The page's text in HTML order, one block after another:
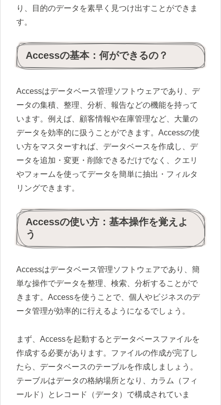
り、目的のデータを素早く見つけ出すことができま
す。
Accessの基本：何ができるの？
Accessはデータベース管理ソフトウェアであり、デ
ータの集積、整理、分析、報告などの機能を持って
います。例えば、顧客情報や在庫管理など、大量の
データを効率的に扱うことができます。Accessの使
い方をマスターすれば、データベースを作成し、デ
ータを追加・変更・削除できるだけでなく、クエリ
やフォームを使ってデータを簡単に抽出・フィルタ
リングできます。
Accessの使い方：基本操作を覚えよ
う
Accessはデータベース管理ソフトウェアであり、簡
単な操作でデータを整理、検索、分析することがで
きます。Accessを使うことで、個人やビジネスのデ
ータ管理が効率的に行えるようになるでしょう。
まず、Accessを起動するとデータベースファイルを
作成する必要があります。ファイルの作成が完了し
たら、データベースのテーブルを作成しましょう。
テーブルはデータの格納場所となり、カラム（フィ
ールド）とレコード（データ）で構成されていま